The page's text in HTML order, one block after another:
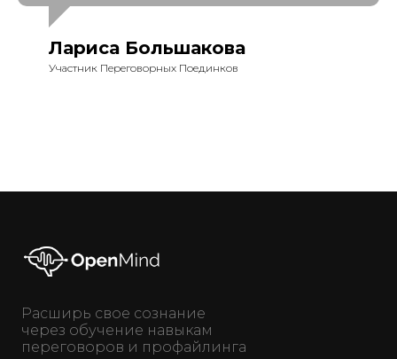
Лариса Большакова
Участник Переговорных Поединков
Расширь свое сознание
через обучение навыкам
переговоров и профайлинга